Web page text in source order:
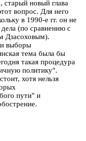
старый новый глава
вопрос. Для него
в 1990-е гг. он не
(по сравнению с
Дзасоховым).
выборы
тема была бы
такая процедура
политику".
хотя нельзя
пути" и